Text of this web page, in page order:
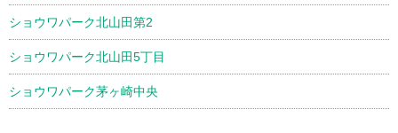
ショウワパーク北山田第2
ショウワパーク北山田5丁目
ショウワパーク茅ヶ崎中央